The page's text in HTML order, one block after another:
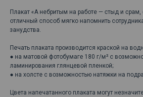
Плакат «А небритым на работе — стыд и
отличный способ мягко напомнить
занудства.
Печать плаката производится краской на
● на матовой фотобумаге 180 г/м² с
ламинирования глянцевой пленкой;
● на холсте с возможностью натяжки на
Цвета напечатанного плаката могут